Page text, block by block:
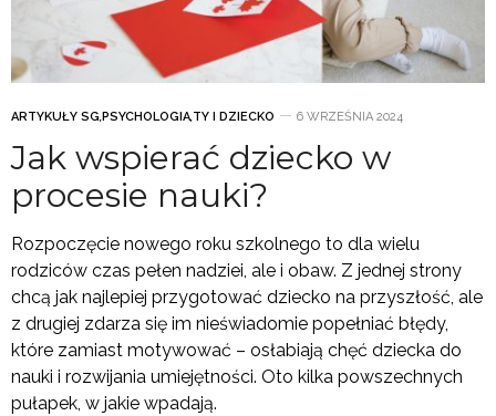
ARTYKUŁY SG,PSYCHOLOGIA,TY I DZIECKO 6 WRZEŚNIA 2024
Jak wspierać dziecko w
procesie nauki?
Rozpoczęcie nowego roku szkolnego to dla wielu
rodziców czas pełen nadziei, ale i obaw. Z jednej strony
chcą jak najlepiej przygotować dziecko na przyszłość, ale
z drugiej zdarza się im nieświadomie popełniać błędy,
które zamiast motywować – osłabiają chęć dziecka do
nauki i rozwijania umiejętności. Oto kilka powszechnych
pułapek, w jakie wpadają.